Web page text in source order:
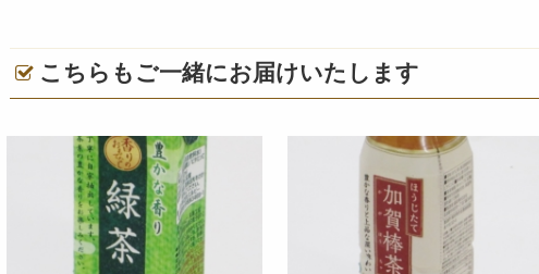
こちらもご一緒にお届けいたします